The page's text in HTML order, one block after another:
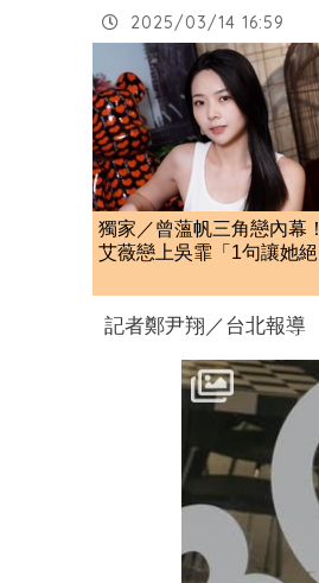
2025/03/14 16:59
獨家／曾薀帆三角戀內幕！
艾薇戀上吳霏「1句讓她絕
記者鄭尹翔／台北報導